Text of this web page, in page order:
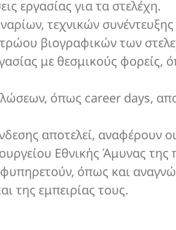
εργασίας για τα στελέχη.
τεχνικών
βιογραφικών των
με θεσμικούς φορείς,
όπως career days,
αποτελεί, αναφέρουν
Εθνικής Άμυνας
όπως και
της εμπειρίας τους.